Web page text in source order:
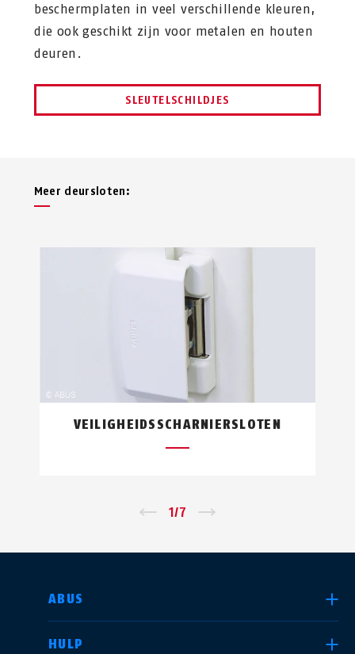
beschermplaten in veel verschillende kleuren,
die ook geschikt zijn voor metalen en houten
deuren.
SLEUTELSCHILDJES
Meer deursloten:
VEILIGHEIDSSCHARNIERSLOTEN
1/7
ABUS
HULP
LAND SELECTEREN